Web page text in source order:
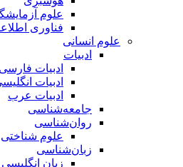
علوم
فناوری
علوم انسانی
ادبیات
ادبیات فارسی
ادبیات
ادبیات عرب
جامعه‌شناسی
روان‌شناسی
علوم شناختی
زبان‌شناسی
زبان انگلیسی